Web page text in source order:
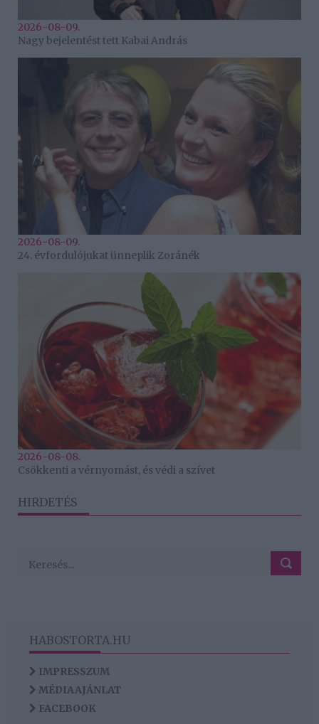
2026-08-09.
Nagy bejelentést tett Kabai András
2026-08-09.
24. évfordulójukat ünneplik Zoránék
2026-08-08.
Csökkenti a vérnyomást, és védi a szívet
HIRDETÉS
HABOSTORTA.HU
IMPRESSZUM
MÉDIAAJÁNLAT
FACEBOOK